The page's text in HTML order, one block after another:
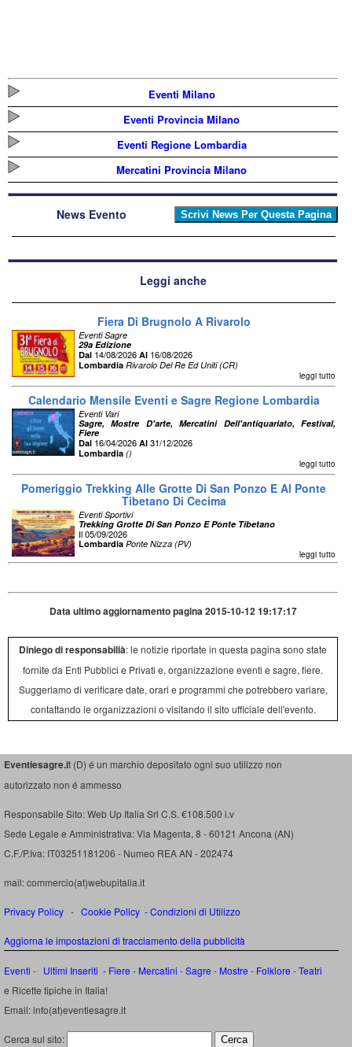
Eventi Milano
Eventi Provincia Milano
Eventi Regione Lombardia
Mercatini Provincia Milano
News Evento
Leggi anche
Fiera Di Brugnolo A Rivarolo
Eventi Sagre
29a Edizione
Dal 14/08/2026 Al 16/08/2026
Lombardia Rivarolo Del Re Ed Uniti (CR)
leggi tutto
Calendario Mensile Eventi e Sagre Regione Lombardia
Eventi Vari
Sagre, Mostre D'arte, Mercatini Dell'antiquariato, Festival,
Fiere
Dal 16/04/2026 Al 31/12/2026
Lombardia ()
leggi tutto
Pomeriggio Trekking Alle Grotte Di San Ponzo E Al Ponte
Tibetano Di Cecima
Eventi Sportivi
Trekking Grotte Di San Ponzo E Ponte Tibetano
Il 05/09/2026
Lombardia Ponte Nizza (PV)
leggi tutto
Data ultimo aggiornamento pagina 2015-10-12 19:17:17
Diniego di responsabilià: le notizie riportate in questa pagina sono state
fornite da Enti Pubblici e Privati e, organizzazione eventi e sagre, fiere.
Suggeriamo di verificare date, orari e programmi che potrebbero variare,
contattando le organizzazioni o visitando il sito ufficiale dell'evento.
Eventiesagre.it (D) é un marchio depositato ogni suo utilizzo non
autorizzato non é ammesso
Responsabile Sito: Web Up Italia Srl C.S. €108.500 i.v
Sede Legale e Amministrativa: Via Magenta, 8 - 60121 Ancona (AN)
C.F./P.Iva: IT03251181206 - Numeo REA AN - 202474
mail: commercio(at)webupitalia.it
Privacy Policy - Cookie Policy -Condizioni di Utilizzo
Aggiorna le impostazioni di tracciamento della pubblicità
Eventi - Ultimi Inseriti - Fiere - Mercatini -Sagre - Mostre - Folklore -Teatri
e Ricette tipiche in Italia!
Email: info(at)eventiesagre.it
Cerca sul sito: